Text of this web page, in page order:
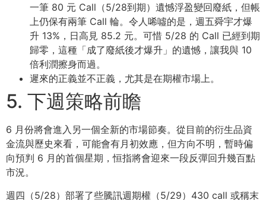
一筆 80 元 Call（5/28到期）遺憾浮盈變回廢紙，但帳
上仍保有兩筆 Call 輪。令人唏噓的是，週五舜宇才爆
升 13%，日高見 85.2 元。可惜 5/28 的 Call 已經到期
歸零，這種「成了廢紙後才爆升」的遺憾，讓我與 10
倍利潤擦身而過。
遲來的正義並不正義，尤其是在期權市場上。
5. 下週策略前瞻
6 月份將會進入另一個全新的市場節奏。從目前的衍生品資
金流與歷史來看，可能會有月初效應，但方向不明，暫時偏
向預判 6 月的首個星期，恒指將會迎來一段反彈回升幾百點
市況。
週四（5/28）部署了些騰訊週期權（5/29）430 call 或稱末